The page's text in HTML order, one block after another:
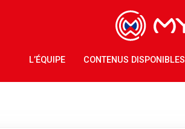
L’ÉQUIPE CONTENUS DISPONIBLES